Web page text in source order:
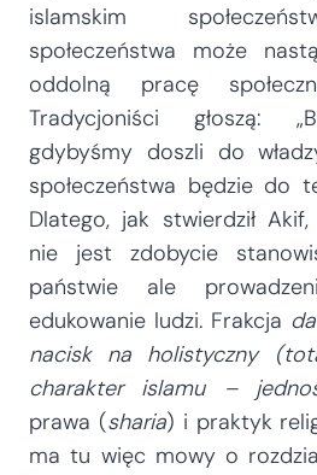
islamskim
społeczeństwa może
oddolną pracę
Tradycjoniści głoszą:
gdybyśmy doszli do
społeczeństwa będzie do
Dlatego, jak stwierdził
nie jest zdobycie
państwie ale
edukowanie ludzi. Frakcja
nacisk na holistyczny
charakter islamu –
prawa (sharia) i praktyk
ma tu więc mowy o